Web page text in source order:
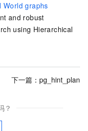
World graphs
and robust
using Hierarchical
下一篇： pg_hint_plan
？